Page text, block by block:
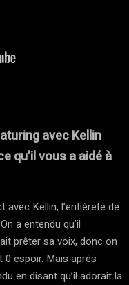
avec Kellin
qu’il vous a aidé à
Kellin, l’entièreté de
a entendu qu’il
prêter sa voix, donc on
0 espoir. Mais après
en disant qu’il adorait la